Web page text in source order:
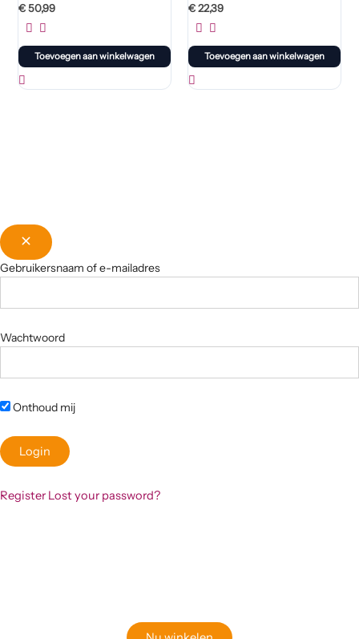
€50,99
Toevoegen aan winkelwagen
€22,39
Toevoegen aan winkelwagen
Gebruikersnaam of e-mailadres
Wachtwoord
Onthoud mij
Register Lost your password?